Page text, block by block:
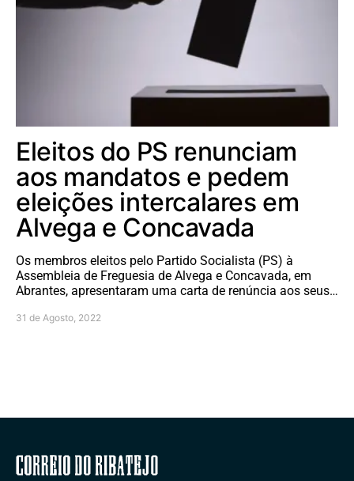
Eleitos do PS renunciam
aos mandatos e pedem
eleições intercalares em
Alvega e Concavada
Os membros eleitos pelo Partido Socialista (PS) à
Assembleia de Freguesia de Alvega e Concavada, em
Abrantes, apresentaram uma carta de renúncia aos seus…
31 de Agosto, 2022
Correio do Ribatejo